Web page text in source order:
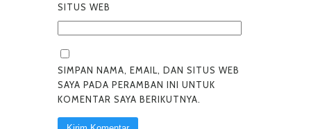
SITUS WEB
SIMPAN NAMA, EMAIL, DAN SITUS WEB
SAYA PADA PERAMBAN INI UNTUK
KOMENTAR SAYA BERIKUTNYA.